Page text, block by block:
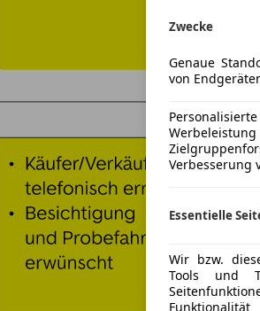
Zwecke
Genaue
von
Verbesserung
Essentielle
Wir bzw.
Tools und